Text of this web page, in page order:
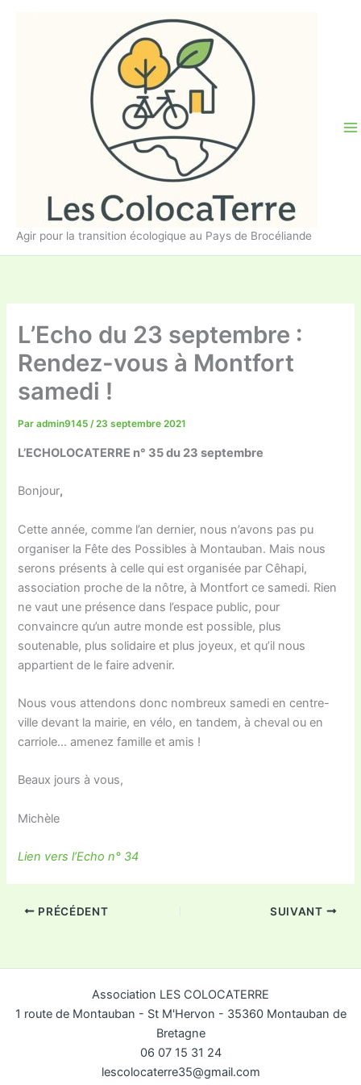
Agir pour la transition écologique au Pays de Brocéliande
L’Echo du 23 septembre :
Rendez-vous à Montfort
samedi !
Paradmin9145/23 septembre 2021
L’ECHOLOCATERRE n° 35 du 23 septembre
Bonjour,
Cette année, comme l’an dernier, nous n’avons pas pu
organiser la Fête des Possibles à Montauban. Mais nous
serons présents à celle qui est organisée par Cêhapi,
association proche de la nôtre, à Montfort ce samedi. Rien
ne vaut une présence dans l’espace public, pour
convaincre qu’un autre monde est possible, plus
soutenable, plus solidaire et plus joyeux, et qu’il nous
appartient de le faire advenir.
Nous vous attendons donc nombreux samedi en centre-
ville devant la mairie, en vélo, en tandem, à cheval ou en
carriole… amenez famille et amis !
Beaux jours à vous,
Michèle
Lien vers l’Echo n° 34
PRÉCÉDENT SUIVANT
Association LES COLOCATERRE
1 route de Montauban - St M'Hervon - 35360 Montauban de
Bretagne
06 07 15 31 24
lescolocaterre35@gmail.com